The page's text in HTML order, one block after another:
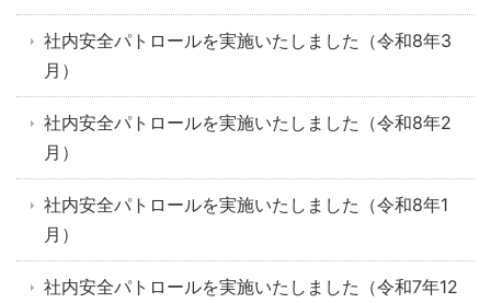
社内安全パトロールを実施いたしました（令和8年3
月）
社内安全パトロールを実施いたしました（令和8年2
月）
社内安全パトロールを実施いたしました（令和8年1
月）
社内安全パトロールを実施いたしました（令和7年12